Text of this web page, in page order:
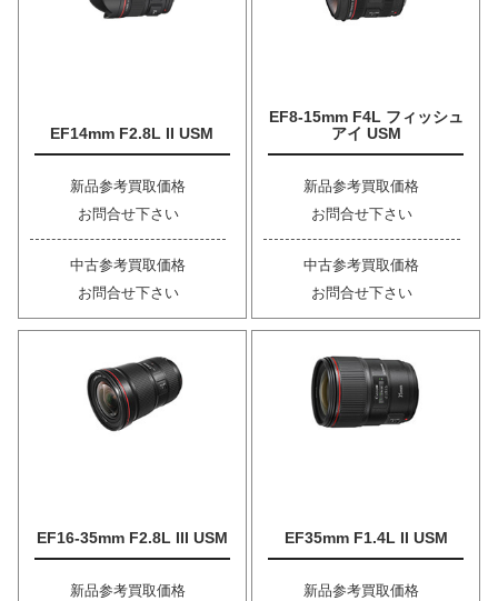
EF14mm F2.8L II USM
新品参考買取価格
お問合せ下さい
中古参考買取価格
お問合せ下さい
EF8-15mm F4L フィッシュ
アイ USM
新品参考買取価格
お問合せ下さい
中古参考買取価格
お問合せ下さい
EF16-35mm F2.8L III USM
新品参考買取価格
EF35mm F1.4L II USM
新品参考買取価格